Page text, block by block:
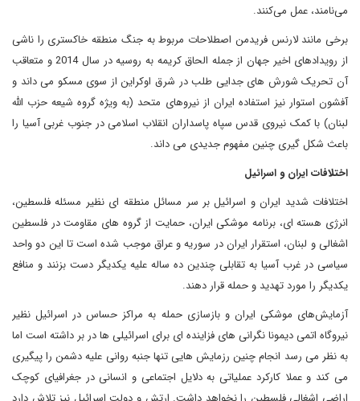
می‌نامند، عمل می‌کنند.
برخی مانند لارنس فریدمن اصطلاحات مربوط به جنگ منطقه خاکستری را ناشی
از رویدادهای اخیر جهان از جمله الحاق کریمه به روسیه در سال 2014 و متعاقب
آن تحریک شورش های جدایی طلب در شرق اوکراین از سوی مسکو می داند و
آفشون استوار نیز استفاده ایران از نیروهای متحد (به ویژه گروه شیعه حزب الله
لبنان) با کمک نیروی قدس سپاه پاسداران انقلاب اسلامی در جنوب غربی آسیا را
باعث شکل گیری چنین مفهوم جدیدی می داند.
اختلافات ایران و اسرائیل
اختلافات شدید ایران و اسرائیل بر سر مسائل منطقه ای نظیر مسئله فلسطین،
انرژی هسته ای، برنامه موشکی ایران، حمایت از گروه های مقاومت در فلسطین
اشغالی و لبنان، استقرار ایران در سوریه و عراق موجب شده است تا این دو واحد
سیاسی در غرب آسیا به تقابلی چندین ده ساله علیه یکدیگر دست بزنند و منافع
یکدیگر را مورد تهدید و حمله قرار دهند.
آزمایش‌های موشکی ایران و بازسازی حمله به مراکز حساس در اسرائیل نظیر
نیروگاه اتمی دیمونا نگرانی های فزاینده ای برای اسرائیلی ها در بر داشته است اما
به نظر می رسد انجام چنین رزمایش هایی تنها جنبه روانی علیه دشمن را پیگیری
می کند و عملا کارکرد عملیاتی به دلایل اجتماعی و انسانی در جغرافیای کوچک